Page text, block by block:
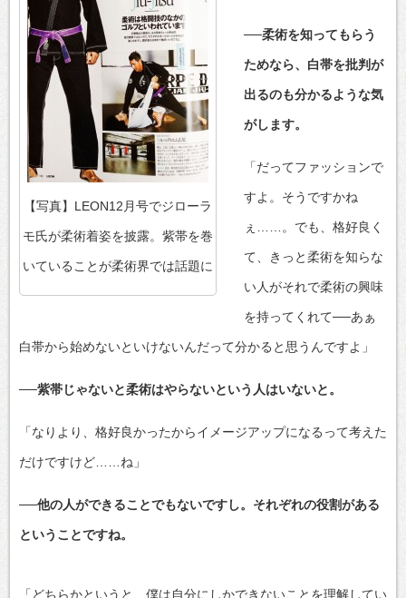
【写真】LEON12月号でジローラ
モ氏が柔術着姿を披露。紫帯を巻
いていることが柔術界では話題に
──柔術を知ってもらう
ためなら、白帯を批判が
出るのも分かるような気
がします。
「だってファッションで
すよ。そうですかね
ぇ……。でも、格好良く
て、きっと柔術を知らな
い人がそれで柔術の興味
を持ってくれて──あぁ
白帯から始めないといけないんだって分かると思うんですよ」
──紫帯じゃないと柔術はやらないという人はいないと。
「なりより、格好良かったからイメージアップになるって考えた
だけですけど……ね」
──他の人ができることでもないですし。それぞれの役割がある
ということですね。
「どちらかというと、僕は自分にしかできないことを理解してい